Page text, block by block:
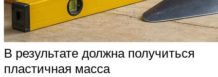
В результате должна получиться
пластичная масса